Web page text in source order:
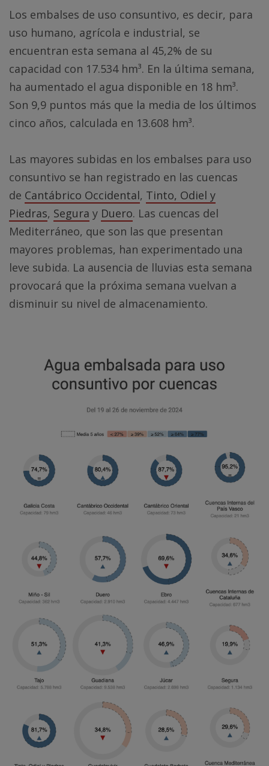
Los embalses de uso consuntivo, es decir, para
uso humano, agrícola e industrial, se
encuentran esta semana al 45,2% de su
capacidad con 17.534 hm³. En la última semana,
ha aumentado el agua disponible en 18 hm³.
Son 9,9 puntos más que la media de los últimos
cinco años, calculada en 13.608 hm³.
Las mayores subidas en los embalses para uso
consuntivo se han registrado en las cuencas
de Cantábrico Occidental, Tinto, Odiel y
Piedras, Segura y Duero. Las cuencas del
Mediterráneo, que son las que presentan
mayores problemas, han experimentado una
leve subida. La ausencia de lluvias esta semana
provocará que la próxima semana vuelvan a
disminuir su nivel de almacenamiento.